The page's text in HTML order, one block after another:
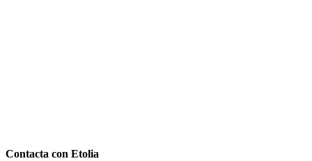
Contacta con Etolia